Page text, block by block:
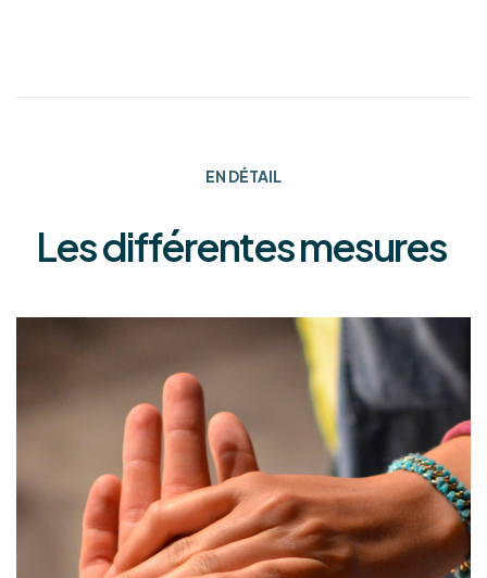
EN DÉTAIL
Les différentes mesures
Sauvegarde de
Justice